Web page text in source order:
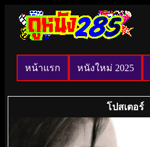
หน้าแรก หนังใหม่ 2025
โปสเตอร์